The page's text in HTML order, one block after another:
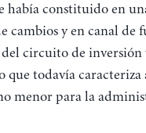
había constituido en
cambios y en canal de
circuito de inversión
que todavía caracteriza
menor para la